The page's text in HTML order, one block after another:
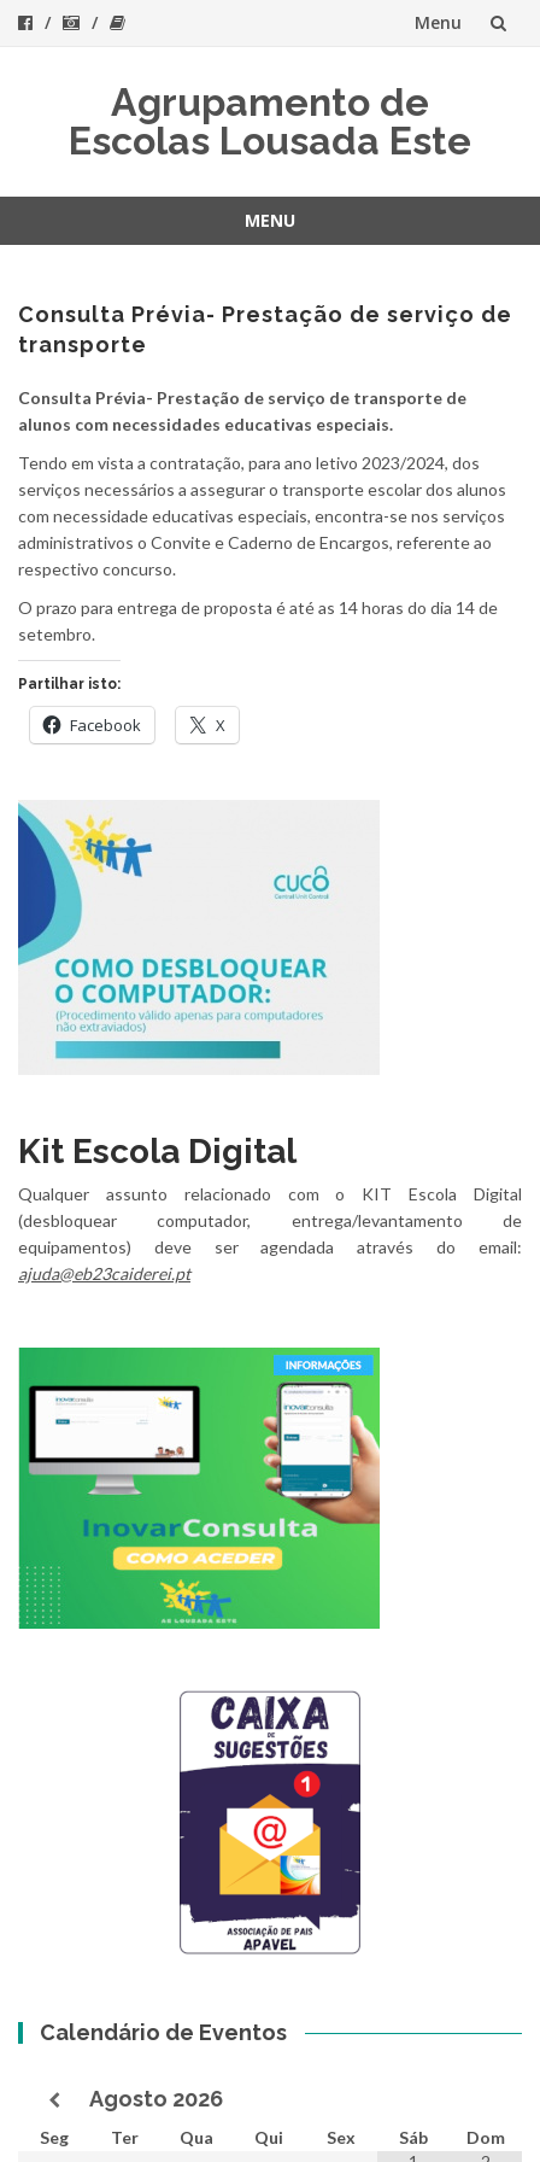
Menu
content
Agrupamento de
Escolas Lousada Este
MENU
content
Consulta Prévia- Prestação de serviço de
transporte
Consulta Prévia- Prestação de serviço de transporte de
alunos com necessidades educativas especiais.
Tendo em vista a contratação, para ano letivo 2023/2024, dos
serviços necessários a assegurar o transporte escolar dos alunos
com necessidade educativas especiais, encontra-se nos serviços
administrativos o Convite e Caderno de Encargos, referente ao
respectivo concurso.
O prazo para entrega de proposta é até as 14 horas do dia 14 de
setembro.
Partilhar isto:
Facebook X
Kit Escola Digital
Qualquer assunto relacionado com o KIT Escola Digital
(desbloquear computador, entrega/levantamento de
equipamentos) deve ser agendada através do email:
ajuda@eb23caiderei.pt
Calendário de Eventos
Agosto 2026
Seg Ter Qua Qui Sex Sáb
Dom